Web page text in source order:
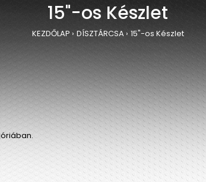
15"-os Készlet
KEZDŐLAP DÍSZTÁRCSA 15"-os Készlet